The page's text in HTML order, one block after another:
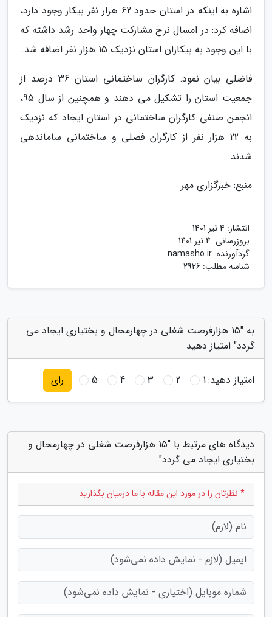
اشاره به اینکه در استان حدود 62 هزار نفر بیکار وجود دارد،
اضافه کرد: در امسال نرخ مشارکت چهار واحد رشد داشته که
با این وجود به بیکاران استان نزدیک 15 هزار نفر اضافه شد.
فاضلی بیان نمود: کارگران ساختمانی استان 36 درصد از
جمعیت استان را تشکیل می دهند و همچنین از سال 95،
انجمن صنفی کارگران ساختمانی در استان ایجاد که نزدیک
به 22 هزار نفر از کارگران فصلی و ساختمانی ساماندهی
شدند.
منبع: خبرگزاری مهر
انتشار: 4 تیر 1401
بروزرسانی: 4 تیر 1401
گردآورنده: namasho.ir
شناسه مطلب: 2926
به "15 هزارفرصت شغلی در چهارمحال و بختیاری ایجاد می
گردد" امتیاز دهید
امتیاز دهید:1
2
3
4
5 رای
دیدگاه های مرتبط با "15 هزارفرصت شغلی در چهارمحال و
بختیاری ایجاد می گردد"
* نظرتان را در مورد این مقاله با ما درمیان بگذارید